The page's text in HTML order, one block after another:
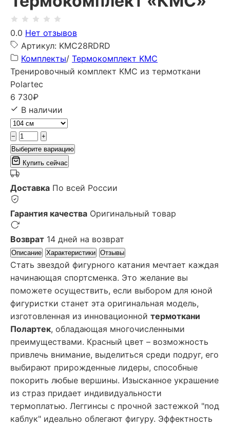
0.0 Нет отзывов
Артикул: KMC28RDRD
Комплекты/ Термокомплект KMC
Тренировочный комплект КМС из термоткани
Polartec
6 730₽
В наличии
−
+
Выберите вариацию
Купить сейчас
Доставка По всей России
Гарантия качества Оригинальный товар
Возврат 14 дней на возврат
Описание Характеристики Отзывы
Стать звездой фигурного катания мечтает каждая
начинающая спортсменка. Это желание вы
поможете осуществить, если выбором для юной
фигуристки станет эта оригинальная модель,
изготовленная из инновационной термоткани
Полартек, обладающая многочисленными
преимуществами. Красный цвет – возможность
привлечь внимание, выделиться среди подруг, его
выбирают прирожденные лидеры, способные
покорить любые вершины. Изысканное украшение
из страз придает индивидуальности
термоплатью. Леггинсы с прочной застежкой "под
каблук" идеально облегают фигуру. Эффектность